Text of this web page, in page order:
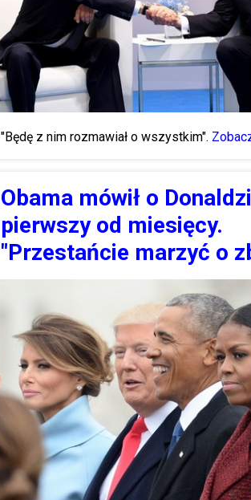
"Będę z nim rozmawiał o wszystkim".
Obama mówił o
pierwszy od miesięcy.
"Przestańcie marzyć o